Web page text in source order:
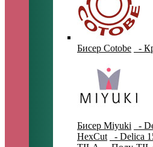
Бисер Cotobe -
Бисер Miyuki -
HexCut
- Delica